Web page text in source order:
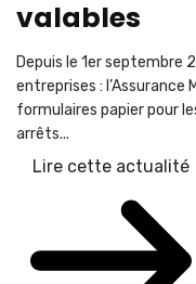
valables
Depuis le 1er septembre
entreprises : l’Assurance
formulaires papier pour
arrêts...
Lire cette actualité